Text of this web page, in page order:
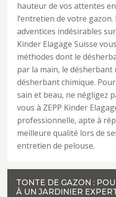
hauteur de vos attentes
l’entretien de votre
adventices indésirables
Kinder Elagage Suisse
méthodes dont le
par la main, le désherbant
désherbant chimique.
sain et beau, ne négligez
vous à ZEPP Kinder
professionnelle, apte à
meilleure qualité lors de
entretien de pelouse.
TONTE DE GAZON :
À UN JARDINIER